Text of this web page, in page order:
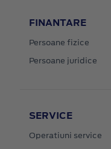
FINANTARE
Persoane fizice
Persoane juridice
SERVICE
Operatiuni service